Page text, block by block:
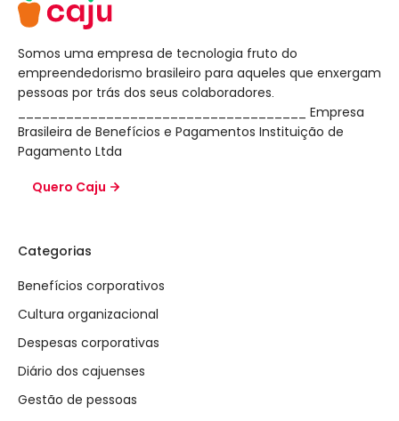
Somos uma empresa de tecnologia fruto do
empreendedorismo brasileiro para aqueles que enxergam
pessoas por trás dos seus colaboradores.
____________________________________ Empresa
Brasileira de Benefícios e Pagamentos Instituição de
Pagamento Ltda
Quero Caju
Categorias
Benefícios corporativos
Cultura organizacional
Despesas corporativas
Diário dos cajuenses
Gestão de pessoas